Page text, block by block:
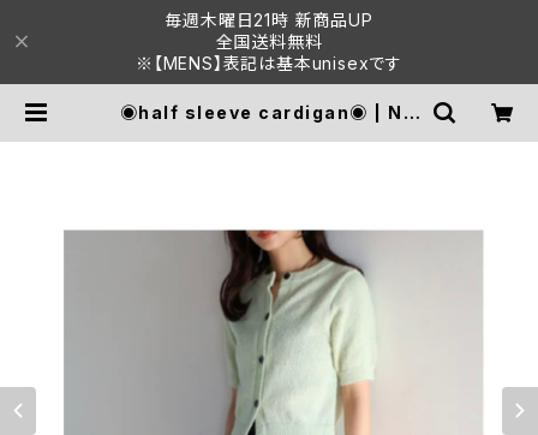
毎週木曜日21時 新商品UP
全国送料無料
※【MENS】表記は基本unisexです
◉half sleeve cardigan◉ | NO